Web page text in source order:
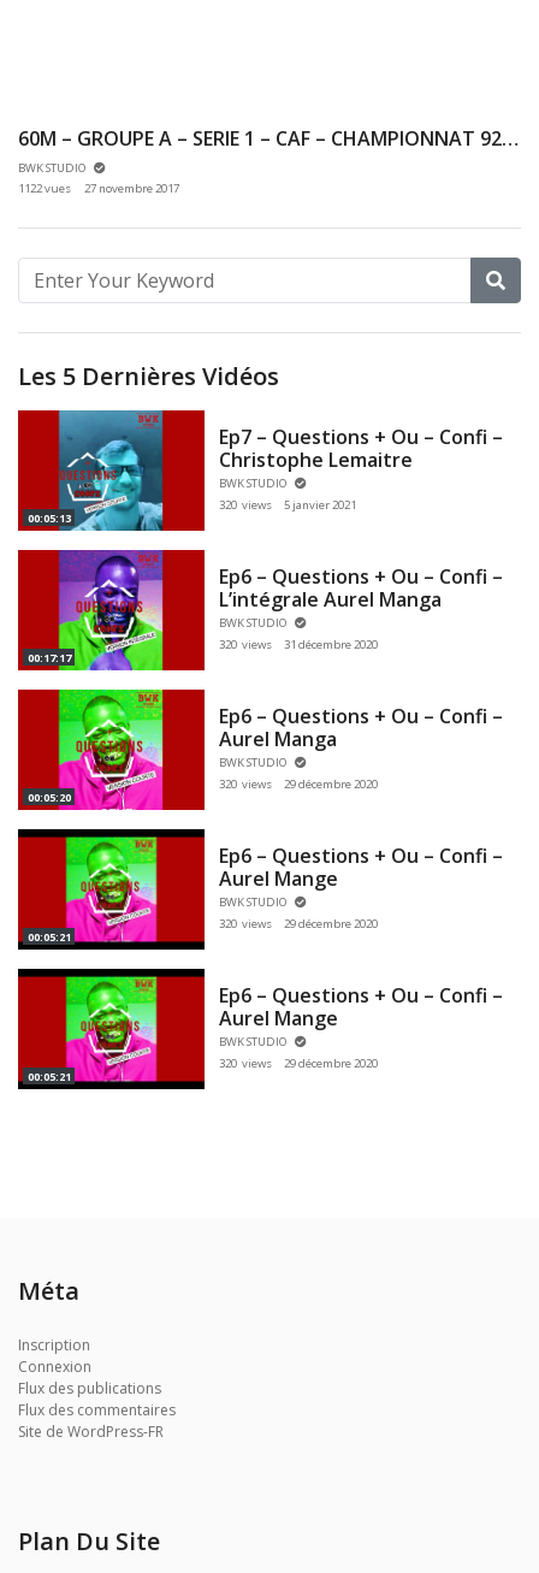
60M – GROUPE A – SERIE 1 – CAF – CHAMPIONNAT 92 & 78 INDOOR 25/11/2017 – EAUBONNE
BWK STUDIO
1122 vues
27 novembre 2017
Les 5 Dernières Vidéos
00:05:13
Ep7 – Questions + Ou – Confi –
Christophe Lemaitre
BWK STUDIO
320 views
5 janvier 2021
00:17:17
Ep6 – Questions + Ou – Confi –
L’intégrale Aurel Manga
BWK STUDIO
320 views
31 décembre 2020
00:05:20
Ep6 – Questions + Ou – Confi –
Aurel Manga
BWK STUDIO
320 views
29 décembre 2020
00:05:21
Ep6 – Questions + Ou – Confi –
Aurel Mange
BWK STUDIO
320 views
29 décembre 2020
00:05:21
Ep6 – Questions + Ou – Confi –
Aurel Mange
BWK STUDIO
320 views
29 décembre 2020
Méta
Inscription
Connexion
Flux des publications
Flux des commentaires
Site de WordPress-FR
Plan Du Site